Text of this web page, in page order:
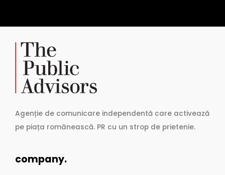
Agenție de comunicare independentă care activează
pe piața românească. PR cu un strop de prietenie.
company.